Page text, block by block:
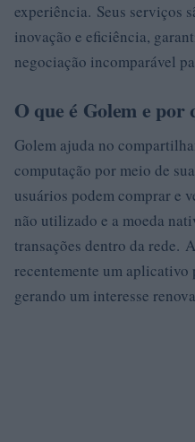
experiência. Seus serviços
inovação e eficiência,
negociação incomparável
O que é Golem e por
Golem ajuda no
computação por meio de
usuários podem comprar e
não utilizado e a moeda
transações dentro da rede.
recentemente um aplicativo
gerando um interesse